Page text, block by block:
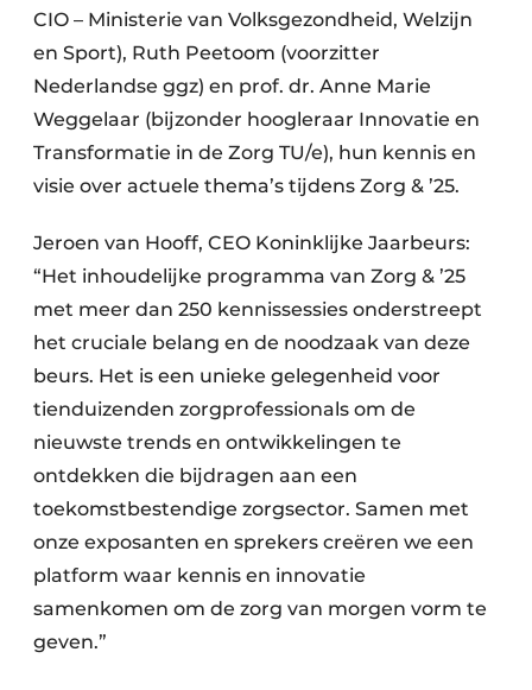
CIO – Ministerie van Volks­ge­zond­heid, Welzijn
en Sport), Ruth Peetoom (voorzitter
Nederlandse ggz) en prof. dr. Anne Marie
Weggelaar (bijzonder hoogleraar Innovatie en
Transformatie in de Zorg TU/e), hun kennis en
visie over actuele thema’s tijdens Zorg & ’25.
Jeroen van Hooff, CEO Koninklijke Jaarbeurs:
“Het inhoudelijke programma van Zorg & ’25
met meer dan 250 kennissessies onderstreept
het cruciale belang en de noodzaak van deze
beurs. Het is een unieke gelegenheid voor
tienduizenden zorgprofessionals om de
nieuwste trends en ontwikkelingen te
ontdekken die bijdragen aan een
toekomstbestendige zorgsector. Samen met
onze exposanten en sprekers creëren we een
platform waar kennis en innovatie
samenkomen om de zorg van morgen vorm te
geven.”